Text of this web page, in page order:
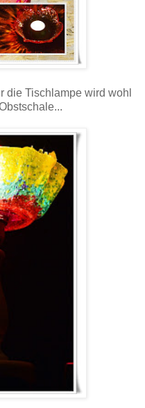
die Tischlampe wird wohl